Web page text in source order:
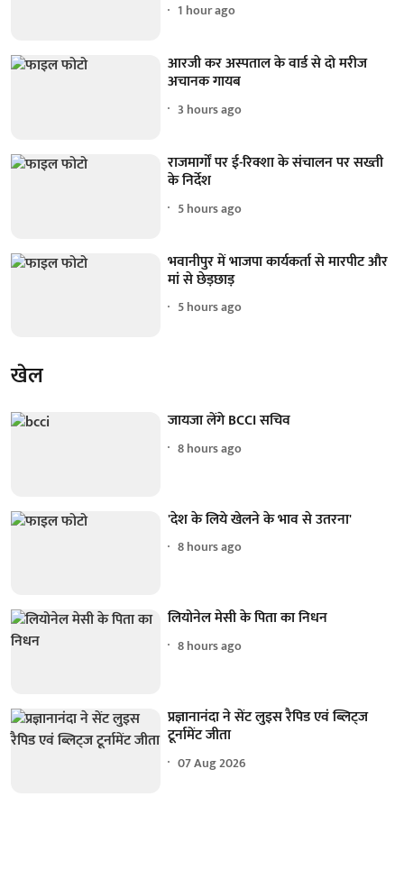
1 hour ago
आरजी कर अस्पताल के वार्ड से दो मरीज
अचानक गायब
3 hours ago
राजमार्गों पर ई-रिक्शा के संचालन पर सख्ती
के निर्देश
5 hours ago
भवानीपुर में भाजपा कार्यकर्ता से मारपीट और
मां से छेड़छाड़
5 hours ago
खेल
जायजा लेंगे BCCI सचिव
8 hours ago
'देश के लिये खेलने के भाव से उतरना'
8 hours ago
लियोनेल मेसी के पिता का निधन
8 hours ago
प्रज्ञानानंदा ने सेंट लुइस रैपिड एवं ब्लिट्ज
टूर्नामेंट जीता
07 Aug 2026